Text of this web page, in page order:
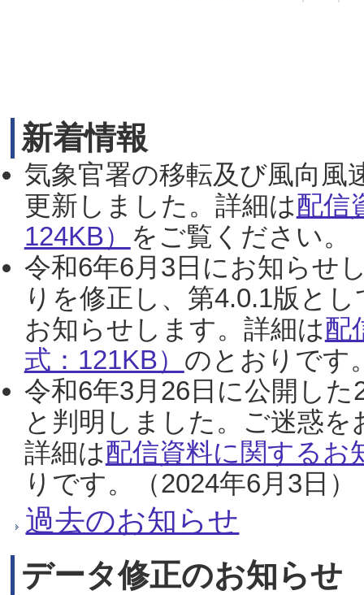
新着情報
気象官署の移転及び風向風
更新しました。詳細は配信
124KB） をご覧ください。
令和6年6月3日にお知らせ
りを修正し、第4.0.1版と
お知らせします。詳細は配
式：121KB） のとおりです
令和6年3月26日に公開し
と判明しました。ご迷惑
詳細は配信資料に関するお
りです。（2024年6月3日）
過去のお知らせ
データ修正のお知らせ